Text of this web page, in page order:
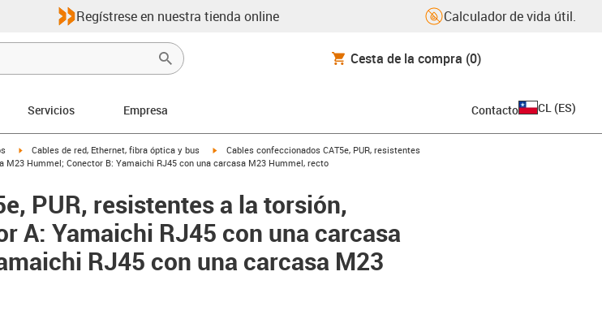
Regístrese en nuestra tienda online Calculador de vida útil.
Cesta de la compra (0)
Servicios Empresa Contacto CL (ES)
igus-icon-arrow-right
Cables de red, Ethernet, fibra óptica y bus igus-icon-arrow-right
Cables confeccionados CAT5e, PUR, resistentes
Hummel; Conector B: Yamaichi RJ45 con una carcasa M23 Hummel, recto
PUR, resistentes a la torsión,
A: Yamaichi RJ45 con una carcasa
RJ45 con una carcasa M23